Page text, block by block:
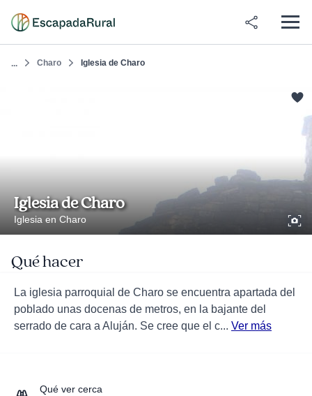
... Charo Iglesia de Charo
Iglesia de Charo
Iglesia en Charo
Qué hacer
La iglesia parroquial de Charo se encuentra apartada del
poblado unas docenas de metros, en la bajante del
serrado de cara a Aluján. Se cree que el c... Ver más
Qué ver cerca